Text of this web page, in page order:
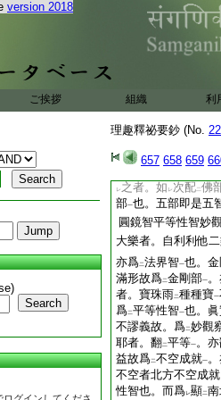
version 2018
ご挨拶 組織 利
Search
理趣釋祕要鈔 (No.
657 658 659
大師金剛界梵
而雜鈔所レ 注本説如
了
次明
者
眞實者無量壽如來
來。經者佛法之海
レ 之者。如 レ 次配二佛
部一也。五部即是五
圓鏡智平等性智妙
大樂者。自利利他
亦爲二法界智一也。
滿形故爲二金剛部一
者。寶珠雨二種種寶一
爲二平等性智一也。
不謬義故。爲二妙觀
耶者。翻二平等一。
益故爲二不空成就一
不空者北方不空成
性智也。而爲レ顯二